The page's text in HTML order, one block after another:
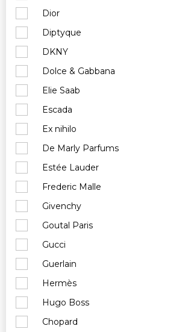
Dior
Diptyque
DKNY
Dolce & Gabbana
Elie Saab
Escada
Ex nihilo
De Marly Parfums
Estée Lauder
Frederic Malle
Givenchy
Goutal Paris
Gucci
Guerlain
Hermès
Hugo Boss
Chopard